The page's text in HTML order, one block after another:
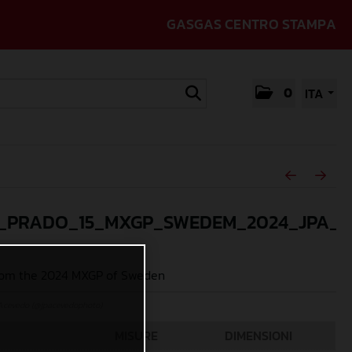
GASGAS CENTRO STAMPA
0 ITA
the 2024 MXGP of Sweden